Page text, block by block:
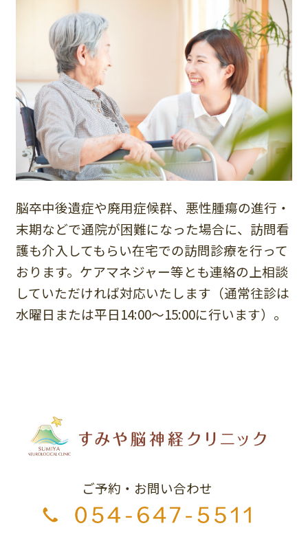
脳卒中後遺症や廃用症候群、悪性腫瘍の進行・
末期などで通院が困難になった場合に、訪問看
護も介入してもらい在宅での訪問診療を行って
おります。ケアマネジャー等とも連絡の上相談
していただければ対応いたします（通常往診は
水曜日または平日14:00～15:00に行います）。
ご予約・お問い合わせ